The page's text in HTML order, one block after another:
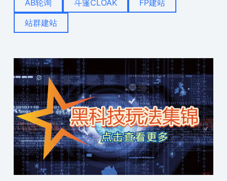
AB轮询 斗篷CLOAK
FP建站
站群建站